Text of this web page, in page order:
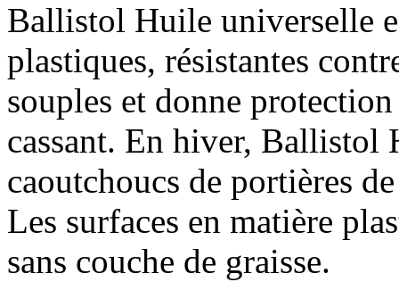
Ballistol Huile universelle
plastiques, résistantes
souples et donne
cassant. En hiver, Ballistol
caoutchoucs de portières
Les surfaces en matière
sans couche de graisse.